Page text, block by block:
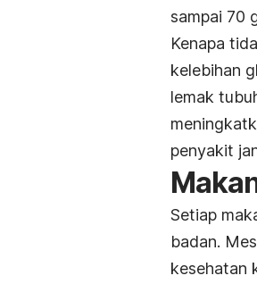
sampai 70
Kenapa
kelebihan
lemak
penyakit
Setiap
badan.
kesehatan